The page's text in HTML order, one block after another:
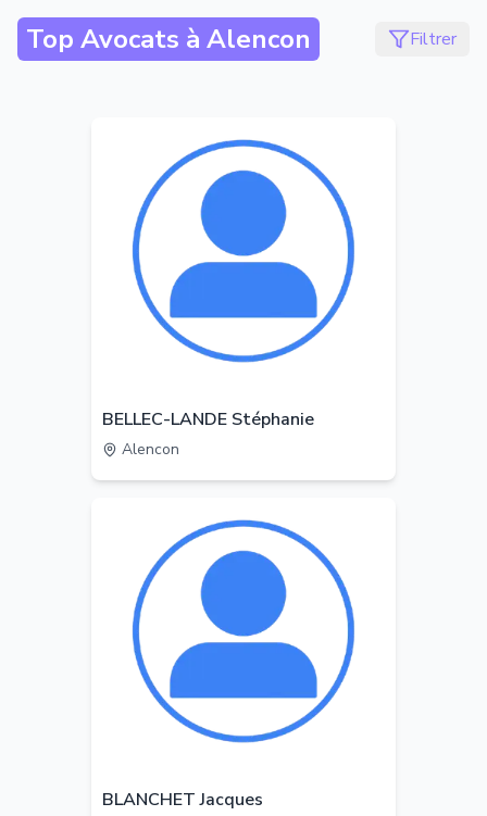
Top Avocats à Alencon Filtrer
BELLEC-LANDE Stéphanie
Alencon
BLANCHET Jacques